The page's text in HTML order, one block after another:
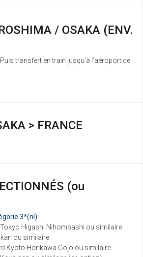
/ OSAKA (ENV.
transfert en train jusqu’à l’aéroport de
> FRANCE
(ou
3*(nl):
Higashi Nihombashi ou similaire
ou similaire
Kyoto Horikawa Gojo ou similaire